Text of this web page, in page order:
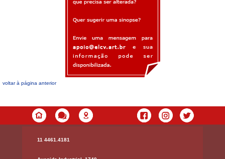
voltar à página anterior
11 4461.4181